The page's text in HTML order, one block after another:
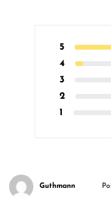
5
4
3
2
1
Guthmann